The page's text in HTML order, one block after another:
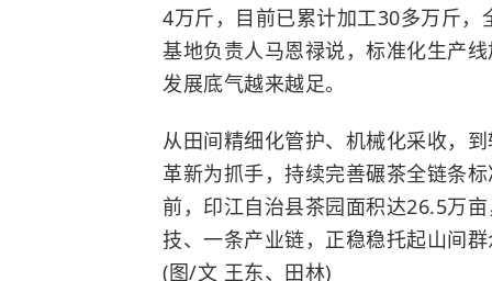
4万斤，目前已累计加工30多万斤，
基地负责人马恩禄说，标准化生产
发展底气越来越足。
从田间精细化管护、机械化采收，
革新为抓手，持续完善碾茶全链条
前，印江自治县茶园面积达26.5万
技、一条产业链，正稳稳托起山间
(图/文 王东、田林)